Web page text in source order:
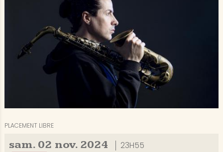
PLACEMENT LIBRE
sam. 02 nov. 2024 23H55